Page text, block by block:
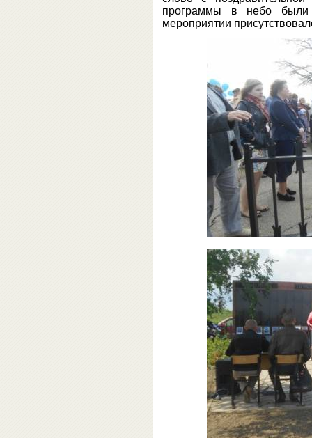
программы в небо
мероприятии